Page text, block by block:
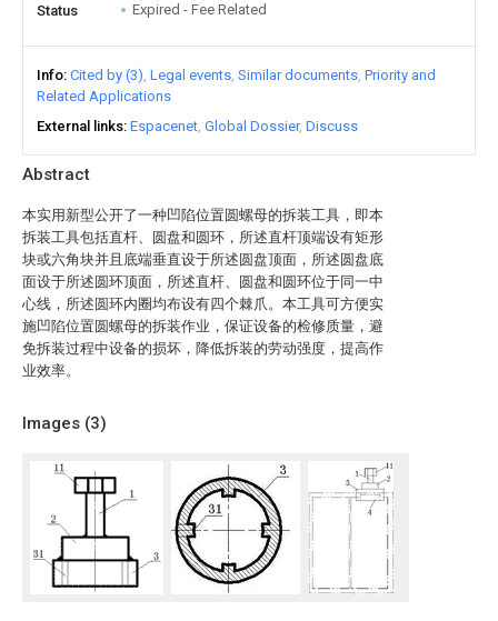
Abstract
本实用新型公开了一种凹陷位置圆螺母的拆装工具，即本
拆装工具包括直杆、圆盘和圆环，所述直杆顶端设有矩形
块或六角块并且底端垂直设于所述圆盘顶面，所述圆盘底
面设于所述圆环顶面，所述直杆、圆盘和圆环位于同一中
心线，所述圆环内圈均布设有四个棘爪。本工具可方便实
施凹陷位置圆螺母的拆装作业，保证设备的检修质量，避
免拆装过程中设备的损坏，降低拆装的劳动强度，提高作
业效率。
Images (3)
Status Expired - Fee Related
Info Cited by (3) Legal events Similar documents Priority and
Related Applications
External links Espacenet Global Dossier Discuss